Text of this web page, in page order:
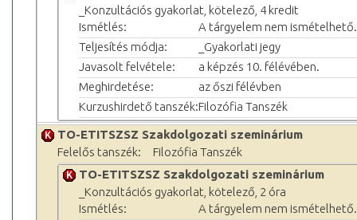
_Konzultációs gyakorlat, kötelező, 4 kredit
Ismétlés:
A tárgyelem nem ismételhető.
Teljesítés módja:
_Gyakorlati jegy
Javasolt felvétele:
a képzés 10. félévében.
Meghirdetése:
az őszi félévben
Kurzushirdető tanszék:Filozófia Tanszék
TO-ETITSZSZ Szakdolgozati szeminárium
Felelős tanszék:
Filozófia Tanszék
TO-ETITSZSZ Szakdolgozati szeminárium
_Konzultációs gyakorlat, kötelező, 2 óra
Ismétlés:
A tárgyelem nem ismételhető.